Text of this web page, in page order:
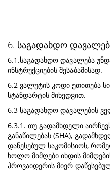
6. საგადახდო
6.1.საგადახდო დავალება
ინსტრუქციების შესაბამისად.
6.2 ვალუტის კოდი ეთითება
სტანდარტის მიხედვით.
6.3 საგადახდო დავალების
6.3.1. თუ გადამხდელი
განაწილებას (SHA),
დაწესებულ საკომისიოს,
ხოლო მიმღები იხდის
პროვაიდერის მიერ